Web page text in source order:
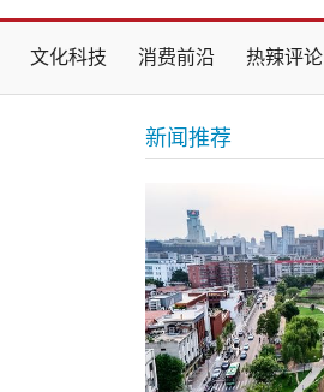
文化科技 消费前沿 热辣评论
新闻推荐